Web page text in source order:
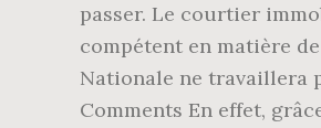
passer. Le courtier
compétent en matière
Nationale ne travaillera
Comments En effet,